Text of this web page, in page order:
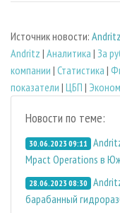
Источник новости: Andritz
Andritz | Аналитика | За
компании | Статистика |
показатели | ЦБП |
Новости по теме:
30.06.2023 09:11
Mpact Operations в
28.06.2023 08:30
барабанный